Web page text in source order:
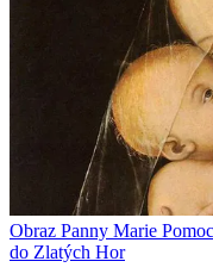
Obraz Panny Marie
do Zlatých Hor